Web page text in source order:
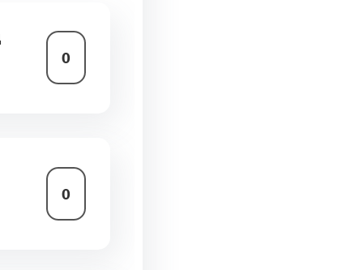
0
0